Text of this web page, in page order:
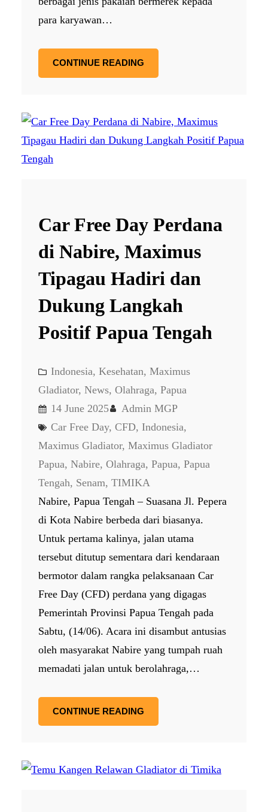
para karyawan…
CONTINUE READING
Car Free Day Perdana
di Nabire, Maximus
Tipagau Hadiri dan
Dukung Langkah
Positif Papua Tengah
Indonesia, Kesehatan, Maximus
Gladiator, News, Olahraga, Papua
14 June 2025
Admin MGP
Car Free Day, CFD, Indonesia
Maximus Gladiator, Maximus Gladiator
Papua, Nabire, Olahraga, Papua, Papua
Tengah, Senam, TIMIKA
Nabire, Papua Tengah – Suasana Jl. Pepera
di Kota Nabire berbeda dari biasanya.
Untuk pertama kalinya, jalan utama
tersebut ditutup sementara dari kendaraan
bermotor dalam rangka pelaksanaan Car
Free Day (CFD) perdana yang digagas
Pemerintah Provinsi Papua Tengah pada
Sabtu, (14/06). Acara ini disambut antusias
oleh masyarakat Nabire yang tumpah ruah
memadati jalan untuk berolahraga,…
CONTINUE READING